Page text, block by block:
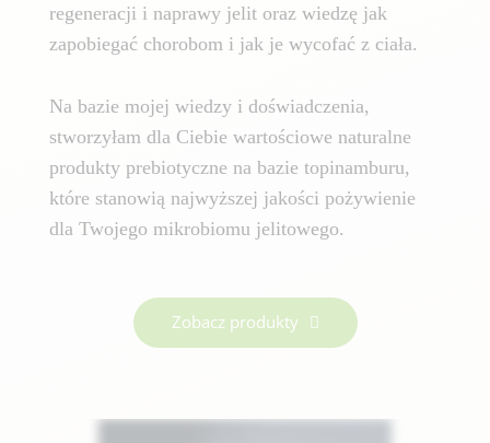
regeneracji i naprawy jelit oraz wiedzę jak
zapobiegać chorobom i jak je wycofać z ciała.
Na bazie mojej wiedzy i doświadczenia,
stworzyłam dla Ciebie wartościowe naturalne
produkty prebiotyczne na bazie topinamburu,
które stanowią najwyższej jakości pożywienie
dla Twojego mikrobiomu jelitowego.
Zobacz produkty